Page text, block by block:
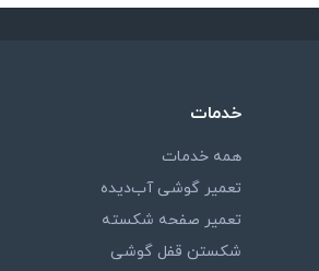
خدمات
همه خدمات
تعمیر گوشی آب‌دیده
تعمیر صفحه شکسته
شکستن قفل گوشی